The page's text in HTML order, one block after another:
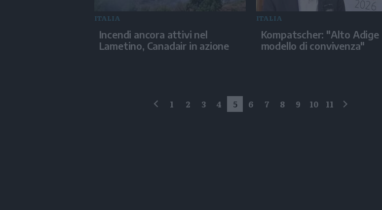
ITALIA
Incendi ancora attivi nel
Lametino, Canadair in azione
ITALIA
Kompatscher: "Alto Adige
modello di convivenza"
1 2 3 4 5 6 7 8 9 10 11